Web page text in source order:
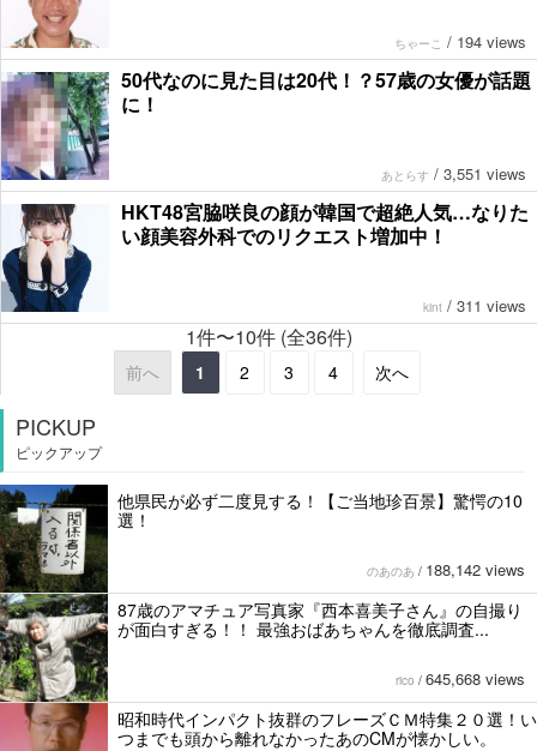
ちゃーこ / 194 views
50代なのに見た目は20代！？57歳の女優が話題
に！
あとらす / 3,551 views
HKT48宮脇咲良の顔が韓国で超絶人気…なりた
い顔美容外科でのリクエスト増加中！
kint / 311 views
1件〜10件 (全36件)
前へ 1 2 3 4 次へ
PICKUP
ピックアップ
他県民が必ず二度見する！【ご当地珍百景】驚愕の10
選！
のあのあ / 188,142 views
87歳のアマチュア写真家『西本喜美子さん』の自撮り
が面白すぎる！！ 最強おばあちゃんを徹底調査...
rico / 645,668 views
昭和時代インパクト抜群のフレーズＣＭ特集２０選！い
つまでも頭から離れなかったあのCMが懐かしい。